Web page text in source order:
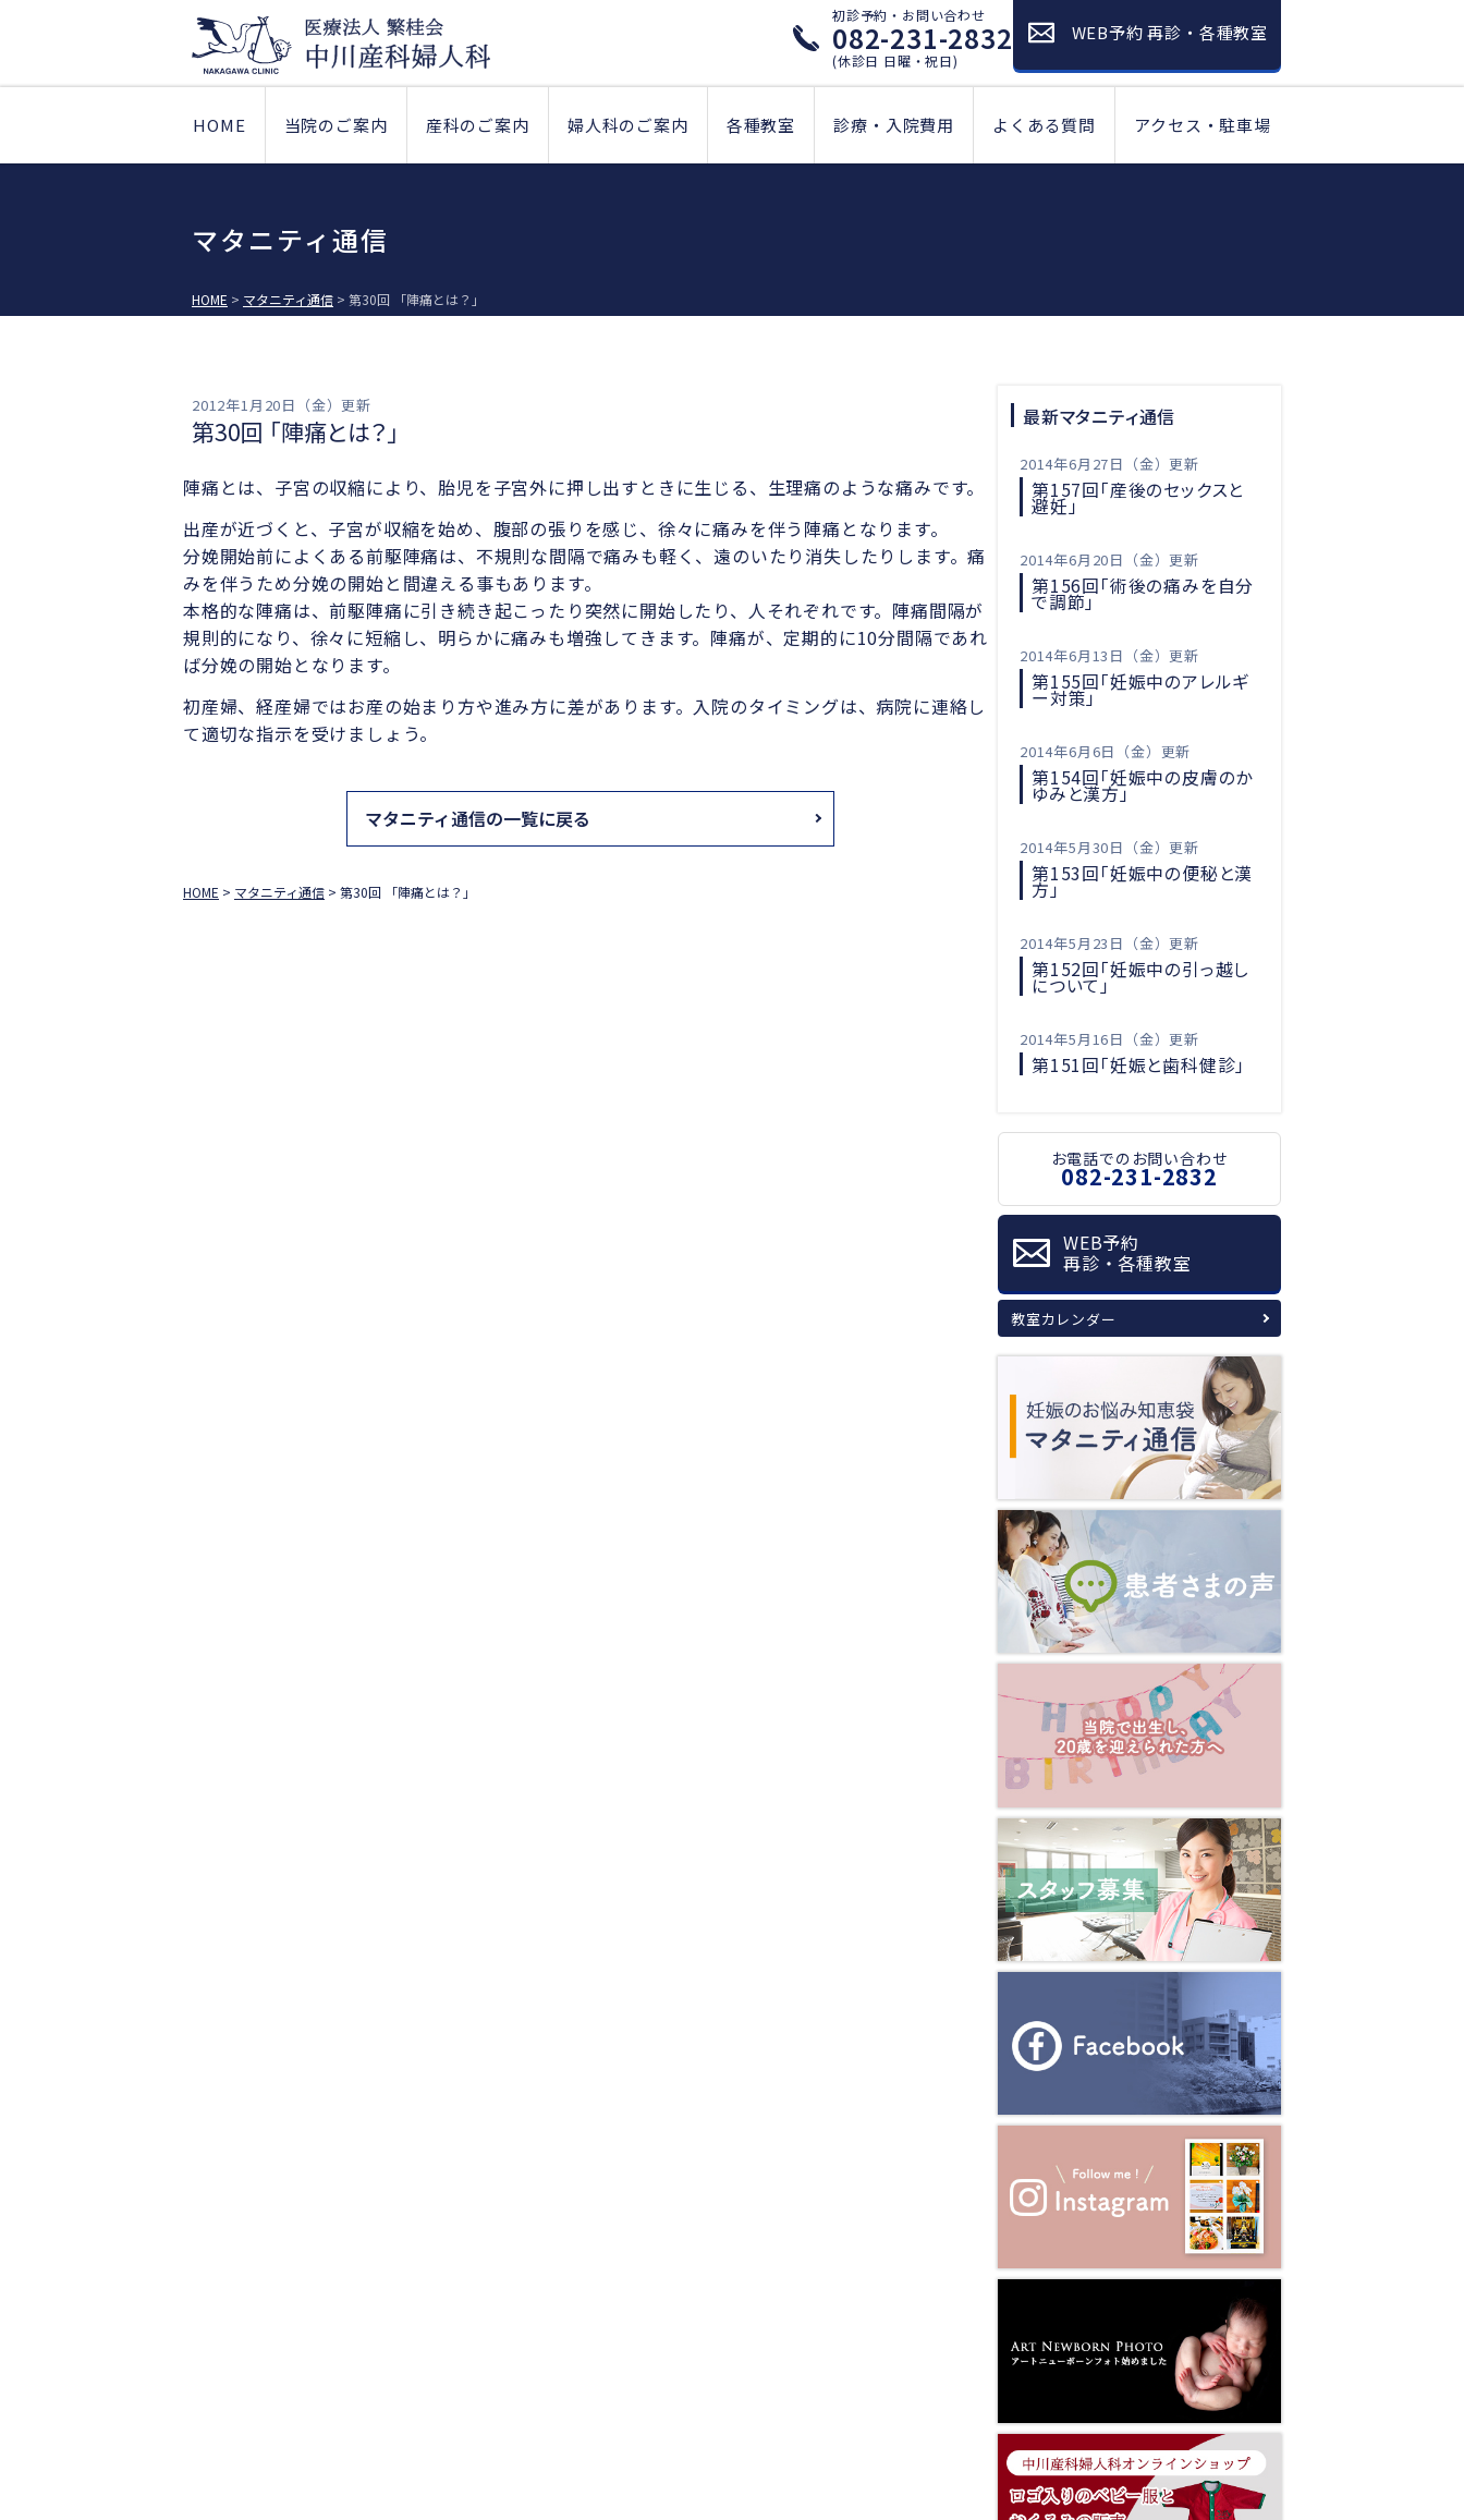
初診予約・お問い合わせ
082-231-2832
(休診日 日曜・祝日)
WEB予約 再診・各種教室
HOME 当院のご案内 産科のご案内 婦人科のご案内 各種教室 診療・入院費用 よくある質問 アクセス・駐車場
マタニティ通信
HOME > マタニティ通信 > 第30回 「陣痛とは？」
2012年1月20日（金）更新
第30回 「陣痛とは？」
陣痛とは、子宮の収縮により、胎児を子宮外に押し出すときに生じる、生理痛のような痛みです。
出産が近づくと、子宮が収縮を始め、腹部の張りを感じ、徐々に痛みを伴う陣痛となります。
分娩開始前によくある前駆陣痛は、不規則な間隔で痛みも軽く、遠のいたり消失したりします。痛
みを伴うため分娩の開始と間違える事もあります。
本格的な陣痛は、前駆陣痛に引き続き起こったり突然に開始したり、人それぞれです。陣痛間隔が
規則的になり、徐々に短縮し、明らかに痛みも増強してきます。陣痛が、定期的に10分間隔であれ
ば分娩の開始となります。
初産婦、経産婦ではお産の始まり方や進み方に差があります。入院のタイミングは、病院に連絡し
て適切な指示を受けましょう。
マタニティ通信の一覧に戻る
HOME > マタニティ通信 > 第30回 「陣痛とは？」
最新マタニティ通信
2014年6月27日（金）更新
第157回「産後のセックスと
避妊」
2014年6月20日（金）更新
第156回「術後の痛みを自分
で調節」
2014年6月13日（金）更新
第155回「妊娠中のアレルギ
ー対策」
2014年6月6日（金）更新
第154回「妊娠中の皮膚のか
ゆみと漢方」
2014年5月30日（金）更新
第153回「妊娠中の便秘と漢
方」
2014年5月23日（金）更新
第152回「妊娠中の引っ越し
について」
2014年5月16日（金）更新
第151回「妊娠と歯科健診」
お電話でのお問い合わせ
082-231-2832
WEB予約
再診・各種教室
教室カレンダー